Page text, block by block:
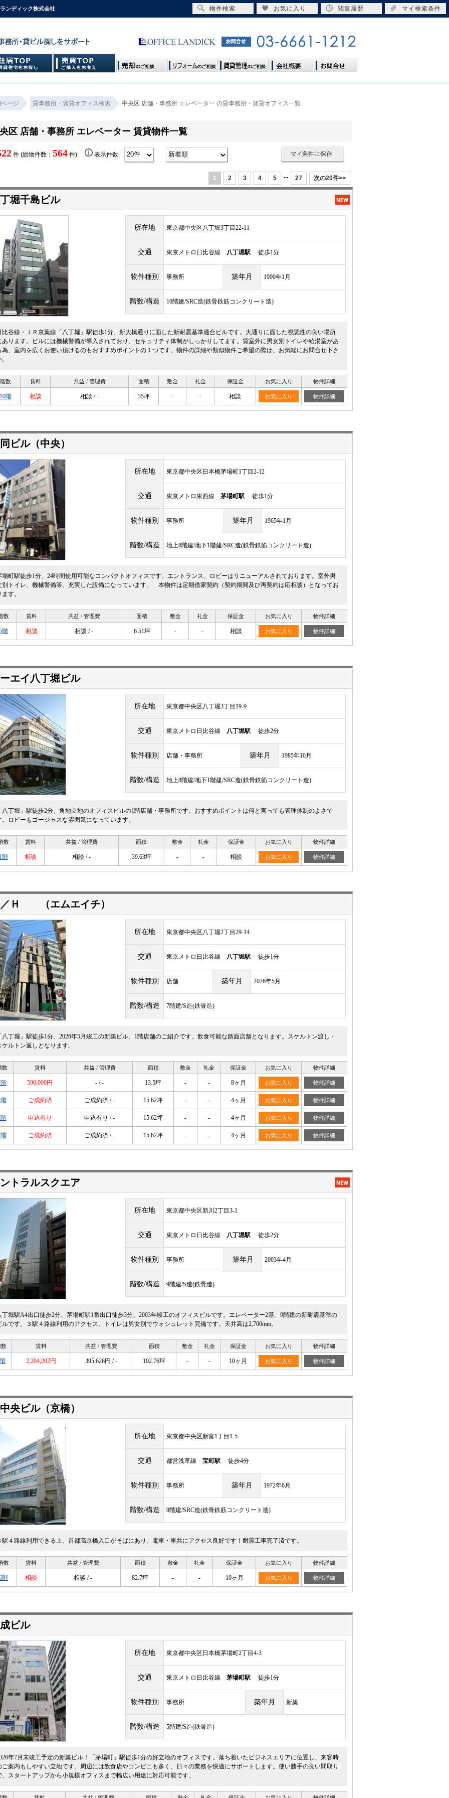
ンディック株式会社
ージ 貸事務所・賃貸オフィス検索 中央区 店舗・事務所 エレベーター の貸事務所・賃貸オフィス一覧
区 店舗・事務所 エレベーター 賃貸物件一覧
件 (総物件数： 564 件) 表示件数
1 2 3 4 5 ... 27 次の20件>>
堀千島ビル
所在地 東京都中央区八丁堀3丁目22-11
交通 東京メトロ日比谷線 八丁堀駅 徒歩1分
物件種別 事務所 築年月 1990年1月
階数/構造 10階建/SRC造(鉄骨鉄筋コンクリート造)
比谷線・ＪＲ京葉線「八丁堀」駅徒歩1分、新大橋通りに面した新耐震基準適合ビルです。大通りに面した視認性の良い場所
あります。ビルには機械警備が導入されており、セキュリティ体制がしっかりしてます。貸室外に男女別トイレや給湯室があ
為、室内を広くお使い頂けるのもおすすめポイントの１つです。物件の詳細や類似物件ご希望の際は、お気軽にお問合せ下さ
階数 賃料 共益 / 管理費 面積 敷金 礼金 保証金 お気に入り 物件詳細
階 相談 相談 / - 35坪 - - 相談 お気に入り 物件詳細
ビル（中央）
所在地 東京都中央区日本橋茅場町1丁目2-12
交通 東京メトロ東西線 茅場町駅 徒歩1分
物件種別 事務所 築年月 1965年1月
階数/構造 地上8階建/地下1階建/SRC造(鉄骨鉄筋コンクリート造)
場町駅徒歩1分、24時間使用可能なコンパクトオフィスです。エントランス、ロビーはリニューアルされております。室外男
別トイレ、機械警備等、充実した設備になっています。 本物件は定期借家契約（契約期間及び再契約は応相談）となってお
ます。
数 賃料 共益 / 管理費 面積 敷金 礼金 保証金 お気に入り 物件詳細
階 相談 相談 / - 6.51坪 - - 相談 お気に入り 物件詳細
エイ八丁堀ビル
所在地 東京都中央区八丁堀3丁目19-9
交通 東京メトロ日比谷線 八丁堀駅 徒歩2分
物件種別 店舗・事務所 築年月 1985年10月
階数/構造 地上8階建/地下1階建/SRC造(鉄骨鉄筋コンクリート造)
八丁堀」駅徒歩2分、角地立地のオフィスビルの1階店舗・事務所です。おすすめポイントは何と言っても管理体制のよさで
。ロビーもゴージャスな雰囲気になっています。
数 賃料 共益 / 管理費 面積 敷金 礼金 保証金 お気に入り 物件詳細
階 相談 相談 / - 39.63坪 - - 相談 お気に入り 物件詳細
Ｈ （エムエイチ）
所在地 東京都中央区八丁堀2丁目29-14
交通 東京メトロ日比谷線 八丁堀駅 徒歩1分
物件種別 店舗 築年月 2026年5月
階数/構造 7階建/S造(鉄骨造)
八丁堀」駅徒歩1分、2026年5月竣工の新築ビル、1階店舗のご紹介です。飲食可能な路面店舗となります。スケルトン渡し・
ケルトン返しとなります。
数 賃料 共益 / 管理費 面積 敷金 礼金 保証金 お気に入り 物件詳細
590,000円 - / - 13.5坪 - - 8ヶ月 お気に入り 物件詳細
ご成約済 ご成約済 / - 15.62坪 - - 4ヶ月 お気に入り 物件詳細
申込有り 申込有り / - 15.62坪 - - 4ヶ月 お気に入り 物件詳細
ご成約済 ご成約済 / - 15.62坪 - - 4ヶ月 お気に入り 物件詳細
トラルスクエア
所在地 東京都中央区新川2丁目3-1
交通 東京メトロ日比谷線 八丁堀駅 徒歩2分
物件種別 事務所 築年月 2003年4月
階数/構造 9階建/S造(鉄骨造)
丁堀駅A4出口徒歩2分、茅場町駅1番出口徒歩3分、2003年竣工のオフィスビルです。エレベーター2基、9階建の新耐震基準の
ルです。３駅４路線利用のアクセス。トイレは男女別でウォシュレット完備です。天井高は2,700mm。
数 賃料 共益 / 管理費 面積 敷金 礼金 保証金 お気に入り 物件詳細
2,204,202円 395,626円 / - 102.76坪 - - 10ヶ月 お気に入り 物件詳細
央ビル（京橋）
所在地 東京都中央区新富1丁目1-5
交通 都営浅草線 宝町駅 徒歩4分
物件種別 事務所 築年月 1972年6月
階数/構造 9階建/SRC造(鉄骨鉄筋コンクリート造)
駅４路線利用できる上、首都高京橋入口がそばにあり、電車・車共にアクセス良好です！耐震工事完了済です。
数 賃料 共益 / 管理費 面積 敷金 礼金 保証金 お気に入り 物件詳細
階 相談 相談 / - 82.7坪 - - 10ヶ月 お気に入り 物件詳細
ビル
所在地 東京都中央区日本橋茅場町2丁目4-3
交通 東京メトロ日比谷線 茅場町駅 徒歩1分
物件種別 事務所 築年月 新築
階数/構造 5階建/S造(鉄骨造)
年7月末竣工予定の新築ビル！「茅場町」駅徒歩1分の好立地のオフィスです。落ち着いたビジネスエリアに位置し、来客時
ご案内もしやすい立地です。周辺には飲食店やコンビニも多く、日々の業務を快適にサポートします。使い勝手の良い間取り
、スタートアップから小規模オフィスまで幅広い用途に対応可能です。
物件検索 お気に入り 閲覧履歴 マイ検索条件